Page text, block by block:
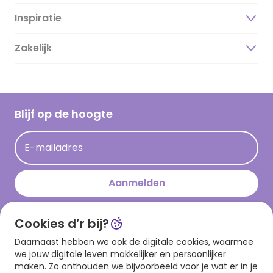
Over ons
Duurzaamheid
Hallmark Kaartclub
Acties
Persberichten
Inspiratie
Magazine
Cadeau inspiratie
Op kamp gedichten en versjes
Leuke en grappige op kamp teksten
kamppost inspiratie
Zakelijk
Blijf op de hoogte
E-mailadres
Aanmelden
Download onze app
Cookies d’r bij?
Daarnaast hebben we ook de digitale cookies, waarmee
we jouw digitale leven makkelijker en persoonlijker
maken. Zo onthouden we bijvoorbeeld voor je wat er in je